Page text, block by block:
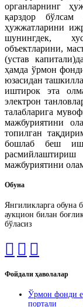
органларнинг
қарздор
ҳужжатларини
шунингдек,
объектларини,
(устав
ҳамда ўрмон
юзасидан
иштирок эта
электрон
талабларига
мажбуриятини
топилган
бошлаб беш иш
мажбуриятини
Обуна
Янгиликларга обуна
аукцион билан
бўласиз
Фойдали ҳаволалар
Ўрмон фонди
портали